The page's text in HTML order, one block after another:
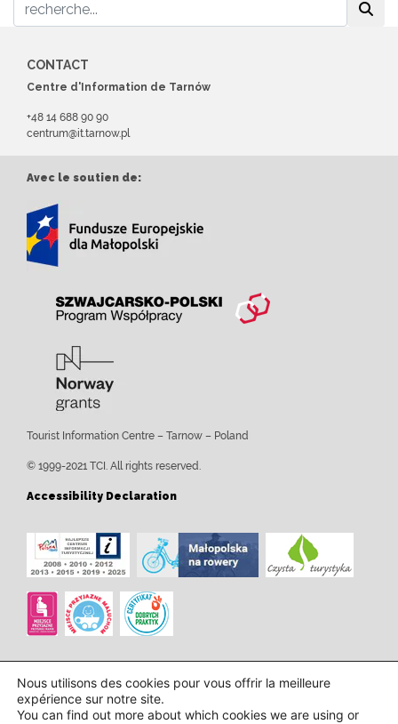
CONTACT
Centre d'Information de Tarnów
+48 14 688 90 90
centrum@it.tarnow.pl
Avec le soutien de:
Tourist Information Centre – Tarnow – Poland
© 1999-2021 TCI. All rights reserved.
Accessibility Declaration
Nous utilisons des cookies pour vous offrir la meilleure
expérience sur notre site.
You can find out more about which cookies we are using or